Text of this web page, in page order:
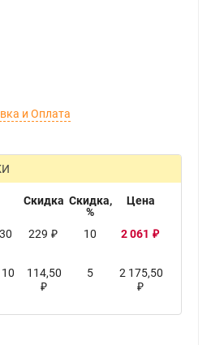
и Оплата
Скидка Скидка,
%
Цена
229 ₽ 10 2 061 ₽
114,50
₽
5 2 175,50
₽